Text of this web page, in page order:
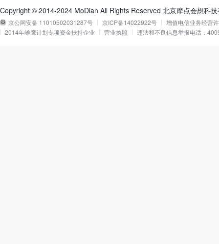
Copyright © 2014-2024 MoDian All Rights Reserved 北京摩点会想科
京公网安备 11010502031287号 京ICP备14022922号
增值电信业务经营
2014年雏鹰计划专项资金扶持企业
营业执照 违法和不良信息举报电话：